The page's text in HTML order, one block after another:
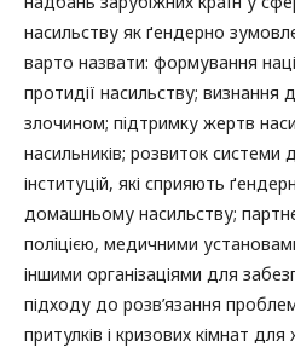
насильству як ґендерно
варто назвати: формування
протидії насильству;
злочином; підтримку жертв
насильників; розвиток
інституцій, які сприяють
домашньому насильству;
поліцією, медичними
іншими організаціями для
підходу до розв’язання
притулків і кризових кімнат